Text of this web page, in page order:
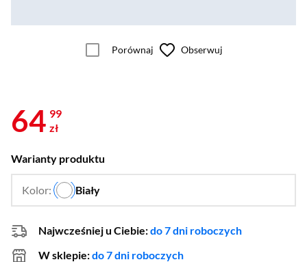
Porównaj Obserwuj
64 99
zł
Warianty produktu
Kolor: Biały
…
Najwcześniej u Ciebie:do 7 dni roboczych
W sklepie:do 7 dni roboczych